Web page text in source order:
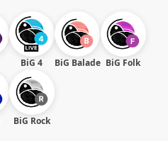
BiG 4 BiG Balade BiG Folk
BiG Rock